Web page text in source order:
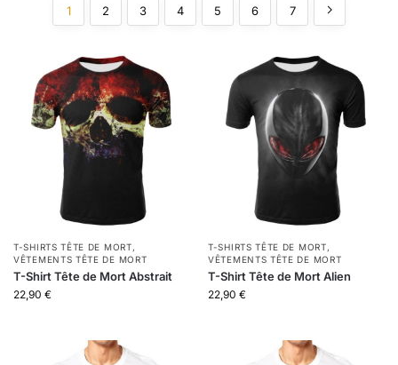
1 2 3 4 5 6 7
T-SHIRTS TÊTE DE MORT,
VÊTEMENTS TÊTE DE MORT
T-Shirt Tête de Mort Abstrait
22,90 €
T-SHIRTS TÊTE DE MORT,
VÊTEMENTS TÊTE DE MORT
T-Shirt Tête de Mort Alien
22,90 €